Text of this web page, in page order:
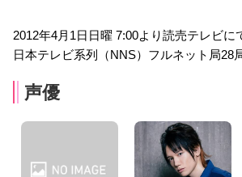
2012年4月1日日曜 7:00より読売テレビに
日本テレビ系列（NNS）フルネット局28
声優